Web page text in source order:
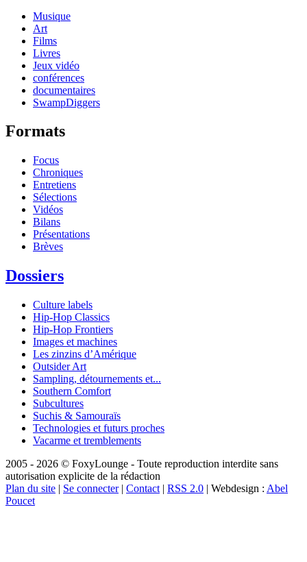
Musique
Art
Films
Livres
Jeux vidéo
conférences
documentaires
SwampDiggers
Formats
Focus
Chroniques
Entretiens
Sélections
Vidéos
Bilans
Présentations
Brèves
Dossiers
Culture labels
Hip-Hop Classics
Hip-Hop Frontiers
Images et machines
Les zinzins d’Amérique
Outsider Art
Sampling, détournements et...
Southern Comfort
Subcultures
Suchis & Samouraïs
Technologies et futurs proches
Vacarme et tremblements
2005 - 2026 © FoxyLounge - Toute reproduction interdite sans
autorisation explicite de la rédaction
Plan du site | Se connecter| Contact | RSS 2.0 | Webdesign : Abel
Poucet